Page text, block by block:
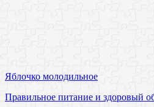
Яблочко молодильное
Правильное питание и здоровый